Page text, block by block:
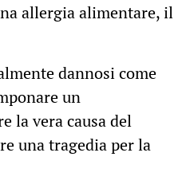
allergia alimentare, il
dannosi come
un
la vera causa del
una tragedia per la